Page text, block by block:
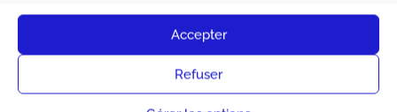
Accepter
Refuser